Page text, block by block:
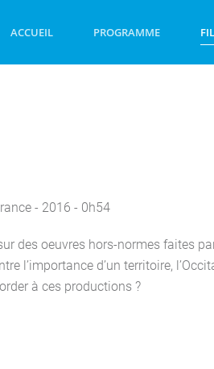
ACCUEIL PROGRAMME
- 2016 - 0h54
des oeuvres hors-normes faites
l’importance d’un territoire,
à ces productions ?